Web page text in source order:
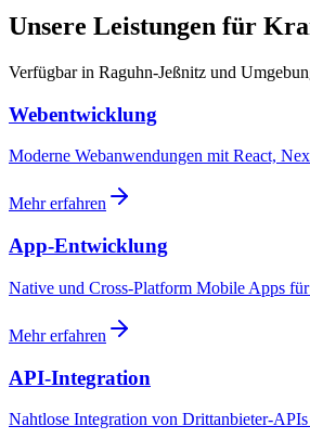
Unsere Leistungen für
Verfügbar in Raguhn-Jeßnitz und
Webentwicklung
Moderne Webanwendungen mit React,
Mehr erfahren
App-Entwicklung
Native und Cross-Platform Mobile Apps
Mehr erfahren
API-Integration
Nahtlose Integration von Drittanbieter-APIs